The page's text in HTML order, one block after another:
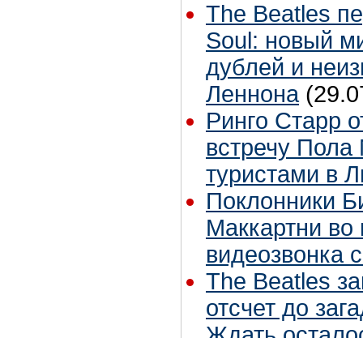
The Beatles
Soul: новый
дублей и
Леннона
Ринго Старр
встречу Пола
туристами в
Поклонники
Маккартни во
видеозвонка
The Beatles
отсчет до